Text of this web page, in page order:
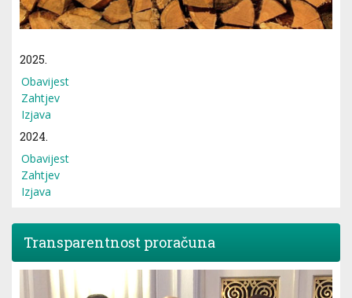
2025.
Obavijest
Zahtjev
Izjava
2024.
Obavijest
Zahtjev
Izjava
Transparentnost proračuna